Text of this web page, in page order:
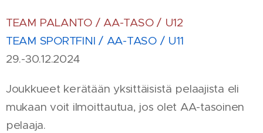
TEAM PALANTO / AA-TASO / U12
TEAM SPORTFINI / AA-TASO / U11
29.-30.12.2024
Joukkueet kerätään yksittäisistä pelaajista eli
mukaan voit ilmoittautua, jos olet AA-tasoinen
pelaaja.